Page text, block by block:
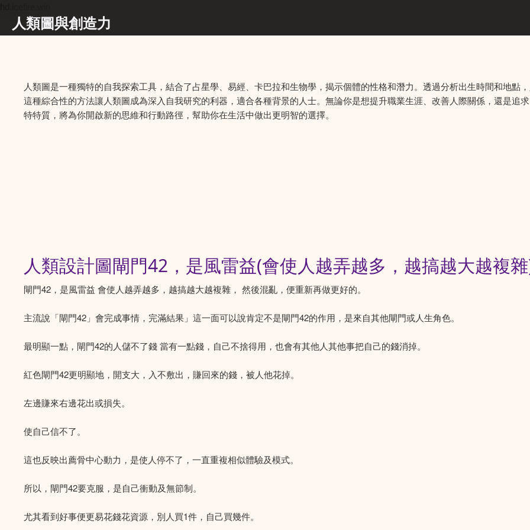
人類圖與創造力
人類圖是一種獨特的自我探索工具，結合了占星學、易經、卡巴拉和生物學，揭示個體的性格和潛力。透過分析出生時間和地點
這種綜合性的方法讓人類圖成為深入自我研究的利器，適合各種背景的人士。無論你是想提升職業生涯、改善人際關係，還是追
特特質，將為你開啟新的思維和行動路徑，幫助你在生活中做出更明智的選擇。
人類設計圖閘門42，是風雷益(會使人越弄越多，越搞越大越複
閘門42，是風雷益 會使人越弄越多，越搞越大越複雜， 然後混亂，便重新再做更好的。
主流說「閘門42」會完成事情，完滿結果」這一面可以說肯定不是閘門42的作用，是來自其他閘門或人生角色。
最明顯一點，閘門42的人儲不了錢 當有一點錢，自己不捨得用，也會有其他人其他事把自己的錢消掉。
紅色閘門42更明顯地，開支大，入不敷出，賺回來的錢，被人他花掉。
左邊賺來右邊花出或損失。
使自己信不了。
這也反映出薦骨中心動力，是使人停不了，一直重複相似體驗及模式。
所以，閘門42要克服，是自己衝動及無節制。
尤其看到好事便更易花錢花資源，別人買1件，自己買幾件。